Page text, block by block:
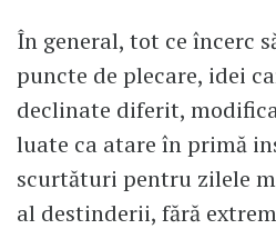
În general, tot ce încerc
puncte de plecare, idei
declinate diferit,
luate ca atare în primă
scurtături pentru zilele
al destinderii, fără